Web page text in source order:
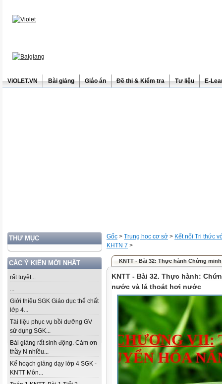
ViOLET.VN Bài giảng Giáo án Đề thi & Kiểm tra Tư liệu E-
THƯ MỤC
CÁC Ý KIẾN MỚI NHẤT
rất tuyệt...
...
Giới thiệu SGK Giáo dục thể chất
lớp 4...
Tài liệu phục vụ bồi dưỡng GV
sử dụng SGK...
Bài giảng rất sinh động. Cảm ơn
thầy N nhiều...
Kế hoạch giảng dạy lớp 4 SGK -
KNTT Môn...
Gốc > Trung học cơ sở > Kết nối Tri thức
KHTN 7 >
KNTT - Bài 32: Thực hành Chứng
KNTT - Bài 32. Thực hành:
nước và lá thoát hơi nước